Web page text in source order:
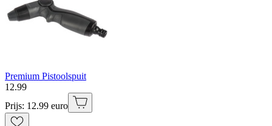
Premium Pistoolspuit
12.99
Prijs: 12.99 euro